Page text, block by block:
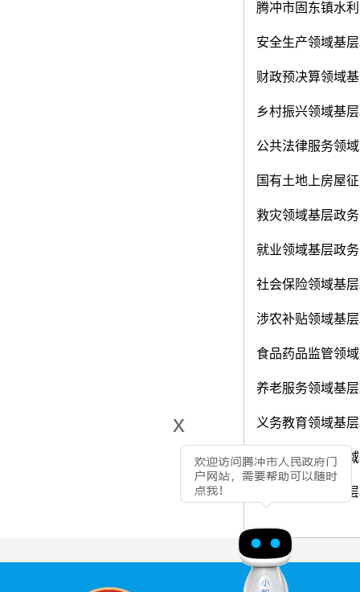
x
腾冲市固东镇水
安全生产领域基
财政预决算领域
乡村振兴领域基
公共法律服务领
国有土地上房屋
救灾领域基层政
就业领域基层政
社会保险领域基
涉农补贴领域基
食品药品监管领
养老服务领域基
义务教育领域基
重大建设项目领
社会救助领域基